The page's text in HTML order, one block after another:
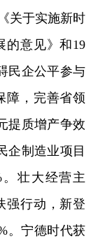
关于实施新时
的意见》和19
民企公平参与
障，完善省领
提质增产争效
企制造业项目
。壮大经营主
强行动，新登
。宁德时代获